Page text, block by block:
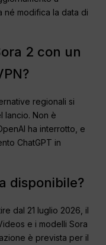
né modifica la data di
2 con un
regionali si
lancio. Non è
ha interrotto, e
ChatGPT in
disponibile?
dal 21 luglio 2026, il
e i modelli Sora
è prevista per il